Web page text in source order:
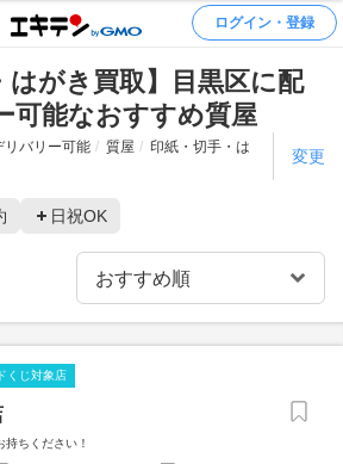
ログイン・登録
はがき買取】目黒区に配
可能なおすすめ質屋
リバリー可能 質屋
印紙・切手・は
変更
日祝OK
くじ対象店
ちください！